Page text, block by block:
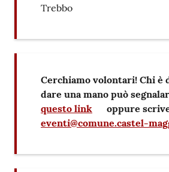
Trebbo
Cerchiamo volontari! Chi è
dare una mano può
questo link
oppure
eventi@comune.castel-